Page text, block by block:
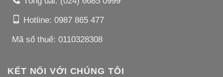
Hotline: 0987 865 477
Mã số thuế: 0110328308
KẾT NỐI VỚI CHÚNG TÔI